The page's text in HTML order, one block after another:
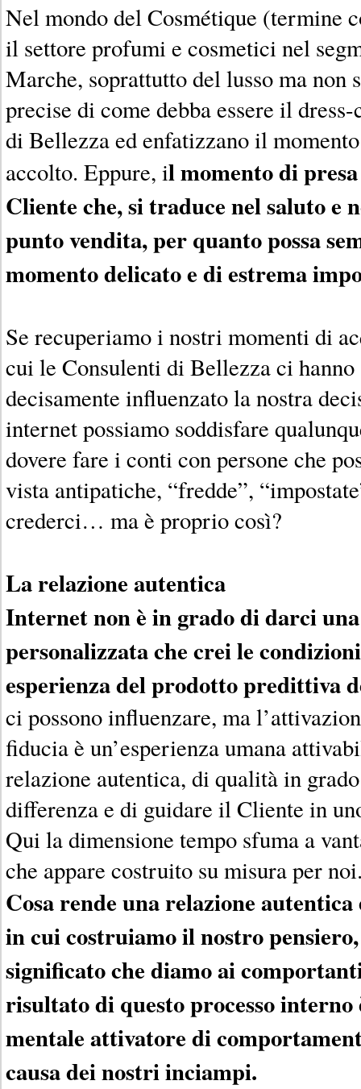
Nel mondo del Cosmétique (termine
il settore profumi e cosmetici nel
Marche, soprattutto del lusso ma non
precise di come debba essere il
di Bellezza ed enfatizzano il
accolto. Eppure, il momento di
Cliente che, si traduce nel saluto e
punto vendita, per quanto possa
momento delicato e di estrema
Se recuperiamo i nostri momenti di
cui le Consulenti di Bellezza ci hanno
decisamente influenzato la nostra
internet possiamo soddisfare
dovere fare i conti con persone che
vista antipatiche, “fredde”,
crederci… ma è proprio così?
La relazione autentica
Internet non è in grado di darci
personalizzata che crei le
esperienza del prodotto predittiva
ci possono influenzare, ma
fiducia è un’esperienza umana
relazione autentica, di qualità in
differenza e di guidare il Cliente in
Qui la dimensione tempo sfuma a
che appare costruito su misura per
Cosa rende una relazione
in cui costruiamo il nostro
significato che diamo ai
risultato di questo processo interno
mentale attivatore di
causa dei nostri inciampi.